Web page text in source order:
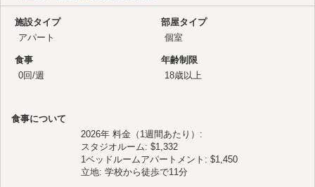
施設タイプ
アパート
部屋タイプ
個室
食事
0回/週
年齢制限
18歳以上
食事について
2026年 料金（1週間あたり）:
スタジオルーム: $1,332
1ベッドルームアパートメント: $1,450
立地: 学校から徒歩で11分